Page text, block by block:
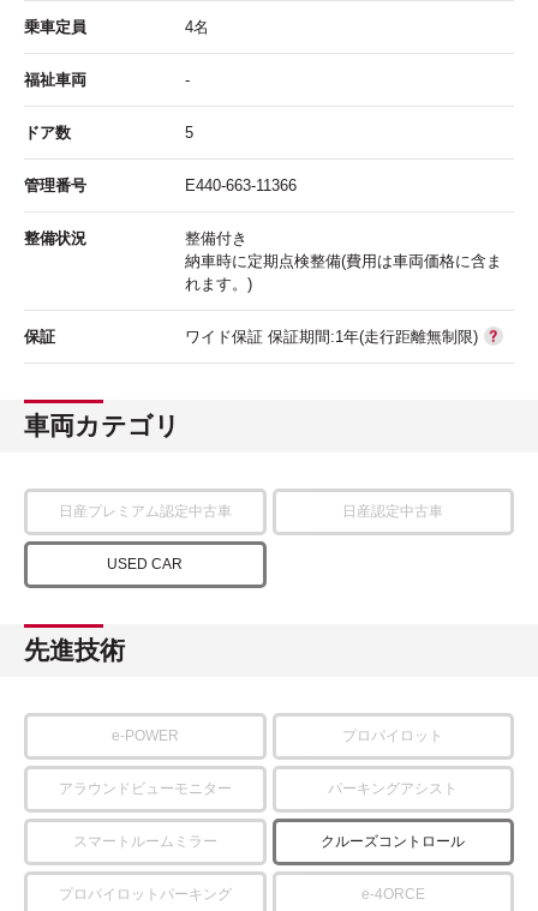
乗車定員 4名
福祉車両 -
ドア数 5
管理番号 E440-663-11366
整備状況
整備付き
納車時に定期点検整備(費用は車両価格に含ま
れます。)
保証 ワイド保証 保証期間:1年(走行距離無制限)
車両カテゴリ
日産プレミアム認定中古車 日産認定中古車
USED CAR
先進技術
e-POWER プロパイロット
アラウンドビューモニター パーキングアシスト
スマートルームミラー クルーズコントロール
プロパイロットパーキング e-4ORCE